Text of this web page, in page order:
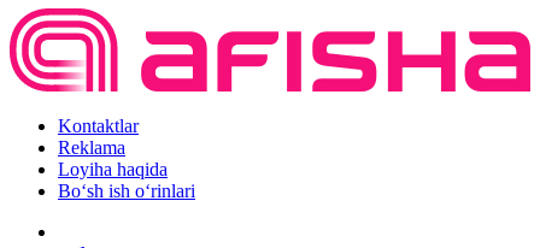
Kontaktlar
Reklama
Loyiha haqida
Bo‘sh ish o‘rinlari